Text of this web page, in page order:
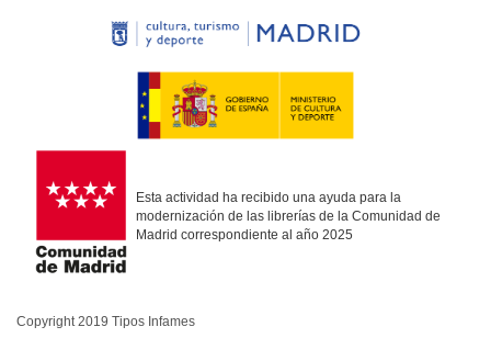
Esta actividad ha recibido una ayuda para la
modernización de las librerías de la Comunidad de
Madrid correspondiente al año 2025
Copyright 2019 Tipos Infames